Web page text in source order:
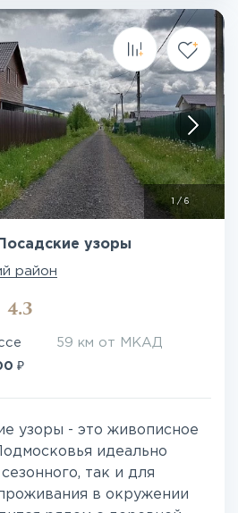
/6
узоры
район
4.3
59 км от МКАД
₽
узоры - это живописное
идеально
так и для
в окружении